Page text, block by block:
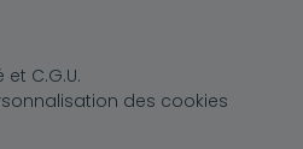
C.G.U.
des cookies